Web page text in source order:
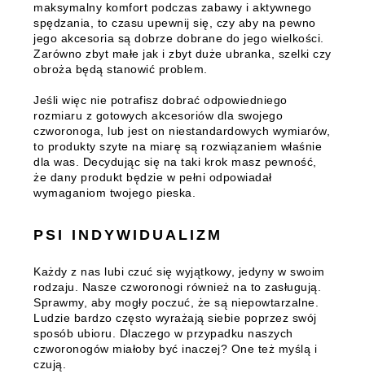
maksymalny komfort podczas zabawy i aktywnego
spędzania, to czasu upewnij się, czy aby na pewno
jego akcesoria są dobrze dobrane do jego wielkości.
Zarówno zbyt małe jak i zbyt duże ubranka, szelki czy
obroża będą stanowić problem.
Jeśli więc nie potrafisz dobrać odpowiedniego
rozmiaru z gotowych akcesoriów dla swojego
czworonoga, lub jest on niestandardowych wymiarów,
to produkty szyte na miarę są rozwiązaniem właśnie
dla was. Decydując się na taki krok masz pewność,
że dany produkt będzie w pełni odpowiadał
wymaganiom twojego pieska.
PSI INDYWIDUALIZM
Każdy z nas lubi czuć się wyjątkowy, jedyny w swoim
rodzaju. Nasze czworonogi również na to zasługują.
Sprawmy, aby mogły poczuć, że są niepowtarzalne.
Ludzie bardzo często wyrażają siebie poprzez swój
sposób ubioru. Dlaczego w przypadku naszych
czworonogów miałoby być inaczej? One też myślą i
czują.